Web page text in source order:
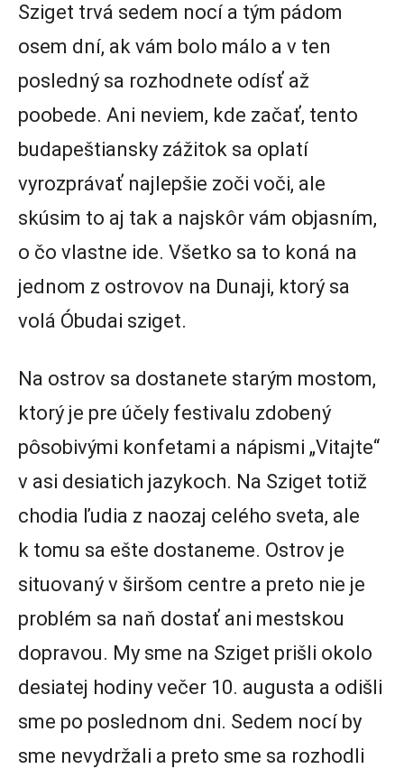
Sziget trvá sedem nocí a tým pádom
osem dní, ak vám bolo málo a v ten
posledný sa rozhodnete odísť až
poobede. Ani neviem, kde začať, tento
budapeštiansky zážitok sa oplatí
vyrozprávať najlepšie zoči voči, ale
skúsim to aj tak a najskôr vám objasním,
o čo vlastne ide. Všetko sa to koná na
jednom z ostrovov na Dunaji, ktorý sa
volá Óbudai sziget.
Na ostrov sa dostanete starým mostom,
ktorý je pre účely festivalu zdobený
pôsobivými konfetami a nápismi „Vitajte“
v asi desiatich jazykoch. Na Sziget totiž
chodia ľudia z naozaj celého sveta, ale
k tomu sa ešte dostaneme. Ostrov je
situovaný v širšom centre a preto nie je
problém sa naň dostať ani mestskou
dopravou. My sme na Sziget prišli okolo
desiatej hodiny večer 10. augusta a odišli
sme po poslednom dni. Sedem nocí by
sme nevydržali a preto sme sa rozhodli